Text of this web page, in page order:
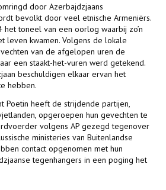
door Azerbajdzjaans
bevolkt door veel etnische Armeniërs.
toneel van een oorlog waarbij zo’n
leven kwamen. Volgens de lokale
van de afgelopen uren de
een staakt-het-vuren werd getekend.
beschuldigen elkaar ervan het
hebben.
Poetin heeft de strijdende partijen,
opgeroepen hun gevechten te
volgens AP gezegd tegenover
ministeries van Buitenlandse
contact opgenomen met hun
tegenhangers in een poging het